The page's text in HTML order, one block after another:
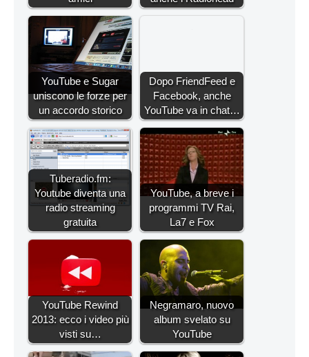
YouTube e Sugar
uniscono le forze per
un accordo storico
Dopo FriendFeed e
Facebook, anche
YouTube va in chat…
Tuberadio.fm:
Youtube diventa una
radio streaming
gratuita
YouTube, a breve i
programmi TV Rai,
La7 e Fox
YouTube Rewind
2013: ecco i video più
visti su…
Negramaro, nuovo
album svelato su
YouTube